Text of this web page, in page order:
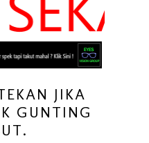
JIKA
GUNTING